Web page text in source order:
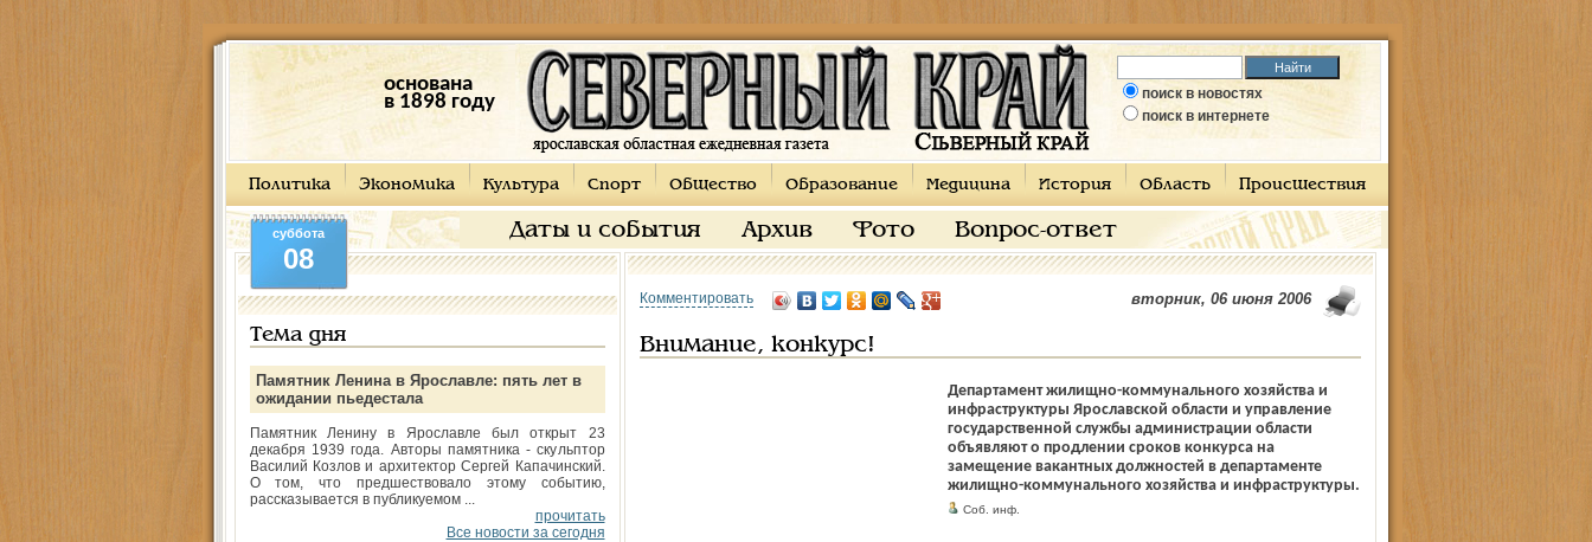
основана
в 1898 году
поиск в новостях
поиск в интернете
Политика Экономика Культура Спорт Общество Образование Медицина История Область Происшествия
Даты и события Архив Фото Вопрос-ответ
суббота
08
Тема дня
Памятник Ленина в Ярославле: пять лет в
ожидании пьедестала
Памятник Ленину в Ярославле был открыт 23
декабря 1939 года. Авторы памятника - скульптор
Василий Козлов и архитектор Сергей Капачинский.
О том, что предшествовало этому событию,
рассказывается в публикуемом ...
прочитать
Все новости за сегодня
Комментировать вторник, 06 июня 2006
Внимание, конкурс!
Департамент жилищно-коммунального хозяйства и
инфраструктуры Ярославской области и управление
государственной службы администрации области
объявляют о продлении сроков конкурса на
замещение вакантных должностей в департаменте
жилищно-коммунального хозяйства и инфраструктуры.
Соб. инф.